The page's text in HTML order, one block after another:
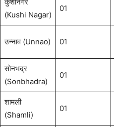
(Kushi Nagar)
01
उन्नाव (Unnao) 01
सोनभद्र
(Sonbhadra)
01
शामली
(Shamli)
01